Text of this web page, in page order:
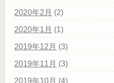
2020年2月 (2)
2020年1月 (1)
2019年12月 (3)
2019年11月 (3)
2019年10月 (4)